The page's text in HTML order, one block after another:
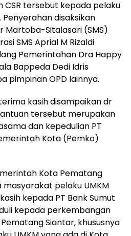
tersebut kepada pelaku
Penyerahan disaksikan
Martoba-Sitalasari (SMS)
SMS Aprial M Rizaldi
Pemerintahan Dra Happy
Bappeda Dedi Idris
pimpinan OPD lainnya.
kasih disampaikan dr
tersebut merupakan
dan kepedulian PT
Kota (Pemko)
Kota Pematang
pelaku UMKM
kepada PT Bank Sumut
kepada perkembangan
Siantar, khususnya